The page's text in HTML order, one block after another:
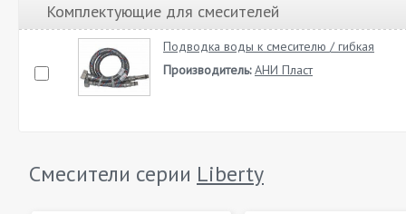
Комплектующие для смесителей
Подводка воды к смесителю / гибкая
Производитель: АНИ Пласт
Смесители серии Liberty